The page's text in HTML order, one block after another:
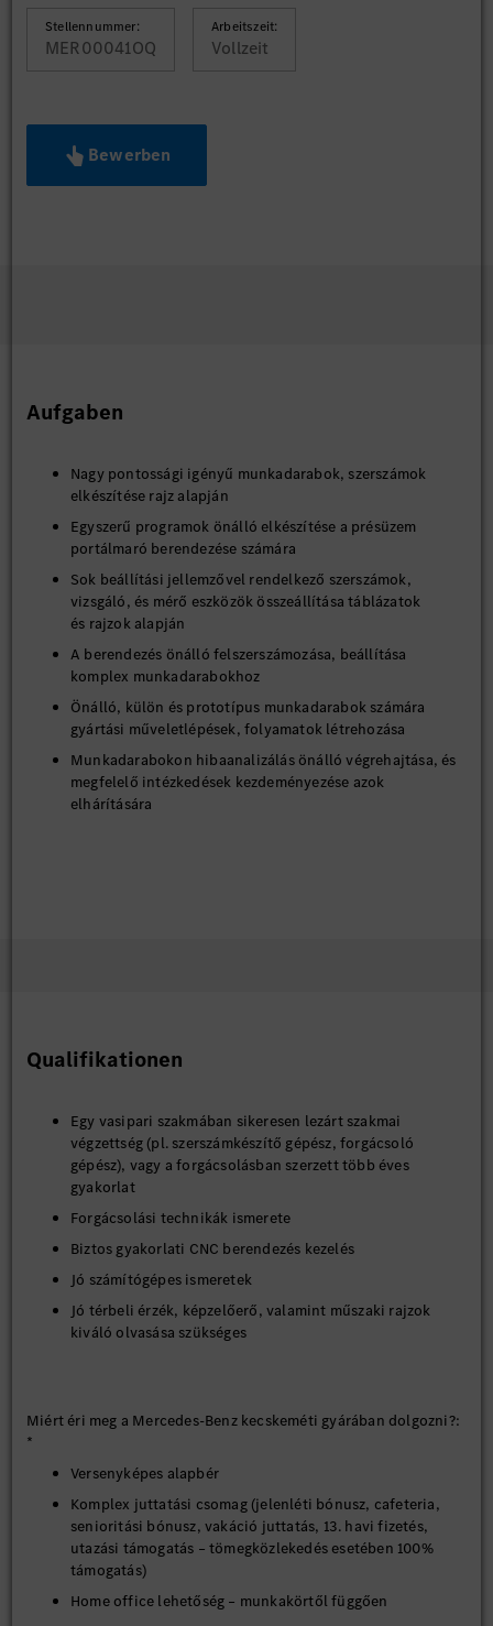
Stellennummer:
MER00041OQ
Arbeitszeit:
Vollzeit
Bewerben
Aufgaben
Nagy pontossági igényű munkadarabok, szerszámok
elkészítése rajz alapján
Egyszerű programok önálló elkészítése a présüzem
portálmaró berendezése számára
Sok beállítási jellemzővel rendelkező szerszámok,
vizsgáló, és mérő eszközök összeállítása táblázatok
és rajzok alapján
A berendezés önálló felszerszámozása, beállítása
komplex munkadarabokhoz
Önálló, külön és prototípus munkadarabok számára
gyártási műveletlépések, folyamatok létrehozása
Munkadarabokon hibaanalizálás önálló végrehajtása, és
megfelelő intézkedések kezdeményezése azok
elhárítására
Qualifikationen
Egy vasipari szakmában sikeresen lezárt szakmai
végzettség (pl. szerszámkészítő gépész, forgácsoló
gépész), vagy a forgácsolásban szerzett több éves
gyakorlat
Forgácsolási technikák ismerete
Biztos gyakorlati CNC berendezés kezelés
Jó számítógépes ismeretek
Jó térbeli érzék, képzelőerő, valamint műszaki rajzok
kiváló olvasása szükséges
Miért éri meg a Mercedes-Benz kecskeméti gyárában dolgozni?:
*
Versenyképes alapbér
Komplex juttatási csomag (jelenléti bónusz, cafeteria,
senioritási bónusz, vakáció juttatás, 13. havi fizetés,
utazási támogatás – tömegközlekedés esetében 100%
támogatás)
Home office lehetőség – munkakörtől függően